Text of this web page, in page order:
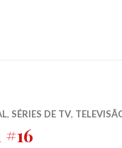
, SÉRIES DE TV,